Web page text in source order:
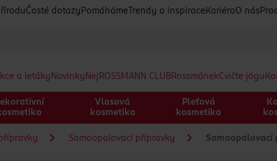
Časté dotazy Pomáháme Trendy a inspirace Kariéra O nás
a letáky Novinky Nej ROSSMANN CLUBRossmánekCvičte jógu
Vlasová
kosmetika
Pleťová
kosmetika
Samoopalovací přípravky Samoopalovací